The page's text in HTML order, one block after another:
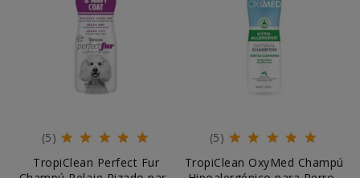
(5)
TropiClean Perfect Fur
(5)
TropiClean OxyMed Champú